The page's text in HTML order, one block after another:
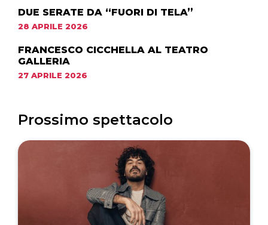
DUE SERATE DA “FUORI DI TELA”
28 APRILE 2026
FRANCESCO CICCHELLA AL TEATRO
GALLERIA
27 APRILE 2026
Prossimo spettacolo